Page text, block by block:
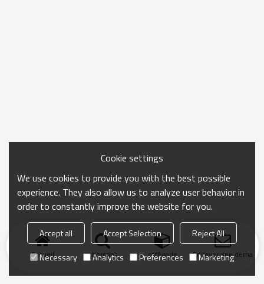
Accueil chercher catégorie Envoyer une
Cookie settings
We use cookies to provide you with the best possible
experience. They also allow us to analyze user behavior in
order to constantly improve the website for you.
Accept all Accept Selection
Reject All
Necessary
Analytics Preferences Marketing